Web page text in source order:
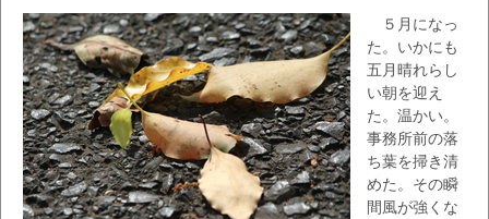
５月になっ
た。いかにも
五月晴れらし
い朝を迎え
た。温かい。
事務所前の落
ち葉を掃き清
めた。その瞬
間風が強くな